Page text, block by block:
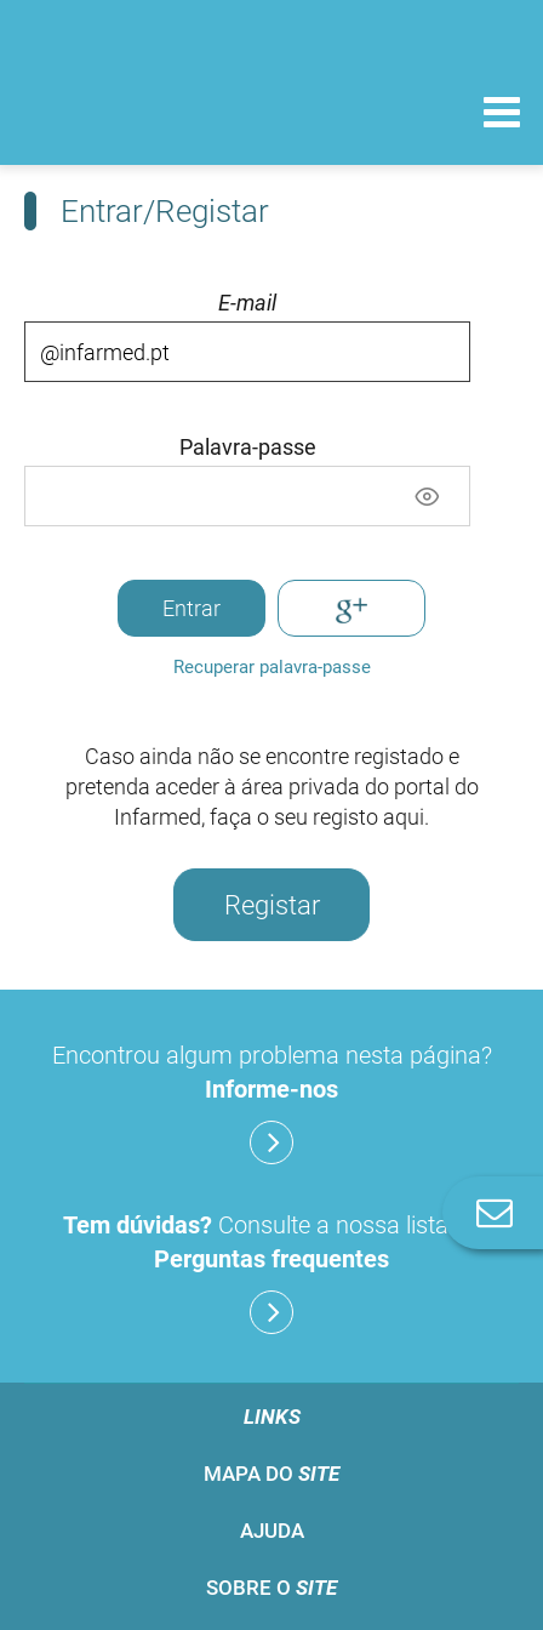
Entrar/Registar
E-mail
Palavra-passe
Entrar
Recuperar palavra-passe
Caso ainda não se encontre registado e
pretenda aceder à área privada do portal do
Infarmed, faça o seu registo aqui.
Registar
Encontrou algum problema nesta página?
Informe-nos
Tem dúvidas? Consulte a nossa lista de
Perguntas frequentes
LINKS
MAPA DO SITE
AJUDA
SOBRE O SITE